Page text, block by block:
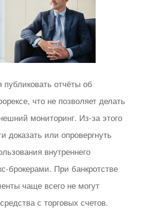
публиковать отчёты об
что не позволяет делать
мониторинг. Из-за этого
доказать или опровергнуть
внутреннего
брокерами. При банкротстве
чаще всего не могут
с торговых счетов.